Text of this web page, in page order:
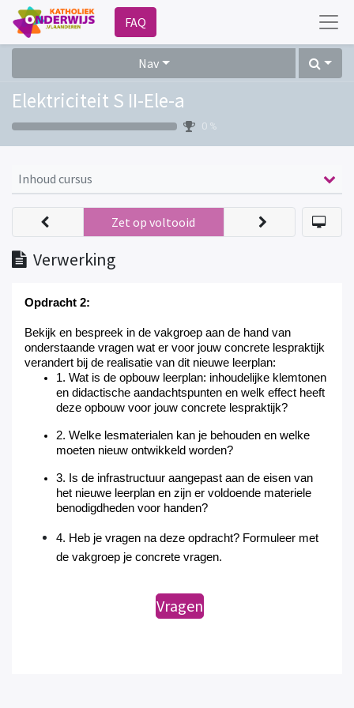
FAQ
Nav
Elektriciteit S II-Ele-a
0 %
Inhoud cursus
Verwerking
Zet op voltooid
Opdracht 2:
Bekijk en bespreek in de vakgroep aan de hand van
onderstaande vragen wat er voor jouw concrete lespraktijk
verandert bij de realisatie van dit nieuwe leerplan:
1. Wat is de opbouw leerplan: inhoudelijke klemtonen
en didactische aandachtspunten en welk effect heeft
deze opbouw voor jouw concrete lespraktijk?
2. Welke lesmaterialen kan je behouden en welke
moeten nieuw ontwikkeld worden?
3. Is de infrastructuur aangepast aan de eisen van
het nieuwe leerplan en zijn er voldoende materiele
benodigdheden voor handen?
4. Heb je vragen na deze opdracht? Formuleer met
de vakgroep je concrete vragen.
Vragen